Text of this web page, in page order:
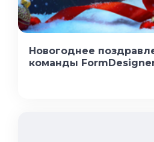
Новогоднее
команды